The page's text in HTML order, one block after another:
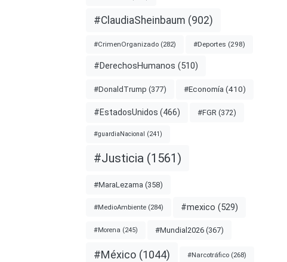
#ClaudiaSheinbaum (902)
#CrimenOrganizado(282) #Deportes (298)
#DerechosHumanos (510)
#DonaldTrump (377) #Economía (410)
#EstadosUnidos (466) #FGR (372)
#guardiaNacional (241)
#Justicia (1561)
#MaraLezama (358)
#MedioAmbiente(284) #mexico (529)
#Morena (245) #Mundial2026(367)
#México(1044) #Narcotráfico(268)